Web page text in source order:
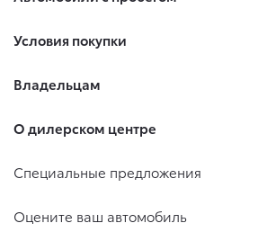
Условия покупки
Владельцам
О дилерском центре
Специальные предложения
Оцените ваш автомобиль